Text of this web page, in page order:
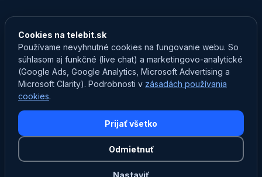
KONTAKT
0903 750 825
marketing@telebit.sk
Prevádzka: Na Záhumní 259/14B, Nededza
24/7 zákaznícky servis
TELEBIT. Všetky práva vyhradené. ·
osobných údajov·Nastavenia cookies
Cookies na telebit.sk
Používame nevyhnutné cookies na fungovanie webu. So
súhlasom aj funkčné (live chat) a marketingovo-analytické
(Google Ads, Google Analytics, Microsoft Advertising a
Microsoft Clarity). Podrobnosti v zásadách používania
cookies.
Prijať všetko
Odmietnuť
Nastaviť